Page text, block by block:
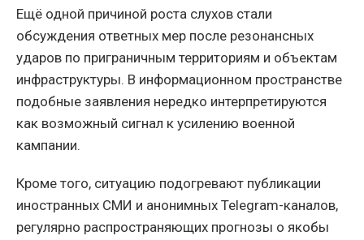
Ещё одной причиной роста слухов стали
обсуждения ответных мер после резонансных
ударов по приграничным территориям и объектам
инфраструктуры. В информационном пространстве
подобные заявления нередко интерпретируются
как возможный сигнал к усилению военной
кампании.
Кроме того, ситуацию подогревают публикации
иностранных СМИ и анонимных Telegram-каналов,
регулярно распространяющих прогнозы о якобы